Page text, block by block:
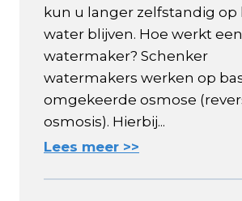
kun u langer zelfstandig op
water blijven. Hoe werkt een
watermaker? Schenker
watermakers werken op
omgekeerde osmose
osmosis). Hierbij...
Lees meer >>